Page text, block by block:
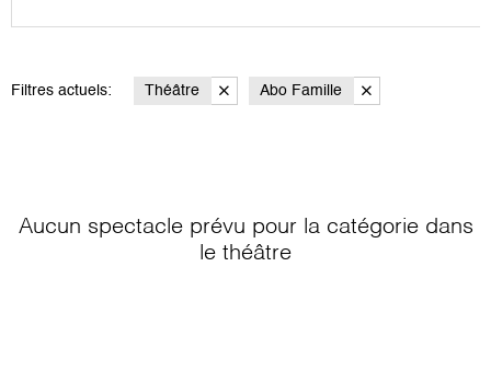
Filtres actuels: Théâtre Abo Famille
Aucun spectacle prévu pour la catégorie dans
le théâtre